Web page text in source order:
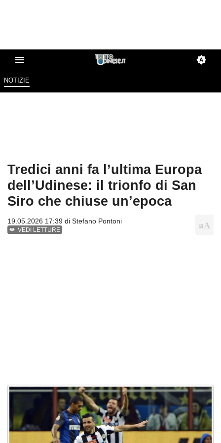
NOTIZIE
Tredici anni fa l’ultima Europa
dell’Udinese: il trionfo di San
Siro che chiuse un’epoca
19.05.2026 17:39 di Stefano Pontoni
VEDI LETTURE